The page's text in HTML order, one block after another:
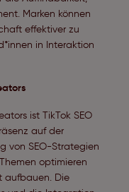
Marken können
effektiver zu
in Interaktion
ist TikTok SEO
auf der
von SEO-Strategien
optimieren
aufbauen. Die